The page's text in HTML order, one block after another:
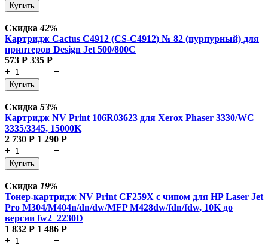
Купить
Скидка42%
Картридж Cactus C4912 (CS-C4912) № 82 (пурпурный) для
принтеров Design Jet 500/800C
573 Р 335 Р
+
−
Купить
Скидка 53%
Картридж NV Print 106R03623 для Xerox Phaser 3330/WC
3335/3345, 15000K
2 730 Р 1 290 Р
+
−
Купить
Скидка 19%
Тонер-картридж NV Print CF259X с чипом для HP Laser Jet
Pro M304/M404n/dn/dw/MFP M428dw/fdn/fdw, 10K до
версии fw2_2230D
1 832 Р 1 486 Р
+
−